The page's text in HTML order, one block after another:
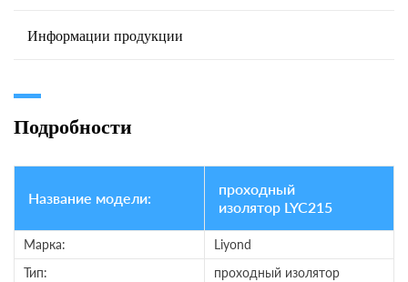
Информации продукции
Подробности
Название модели:
проходный
изолятор LYC215
Марка:
Liyond
Тип:
проходный изолятор